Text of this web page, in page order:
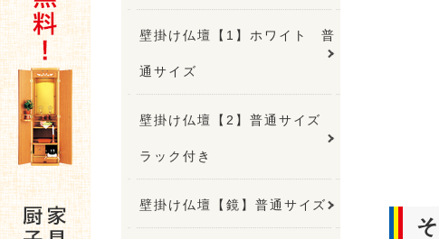
壁掛け仏壇【1】ホワイト 普
通サイズ
壁掛け仏壇【2】普通サイズ
ラック付き
壁掛け仏壇【鏡】普通サイズ